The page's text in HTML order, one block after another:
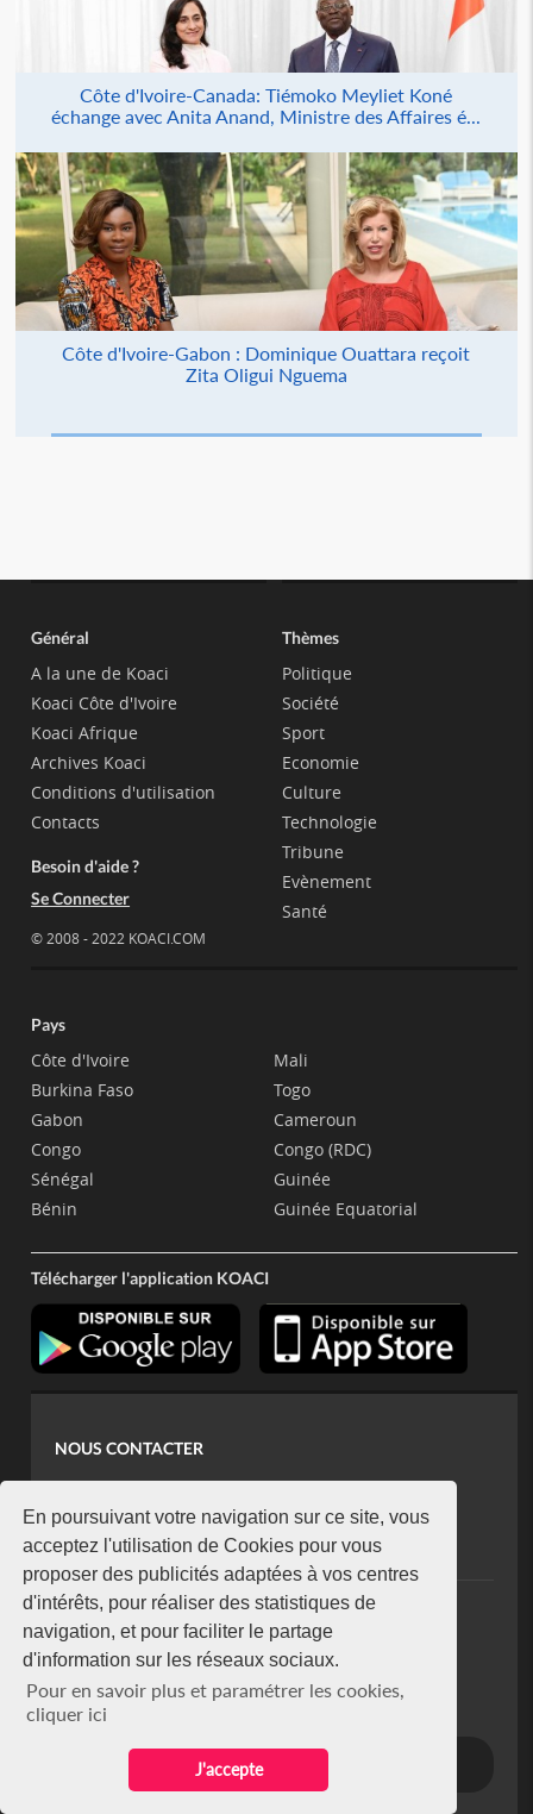
En poursuivant votre navigation sur ce site, vous
acceptez l'utilisation de Cookies pour vous
proposer des publicités adaptées à vos centres
d'intérêts, pour réaliser des statistiques de
navigation, et pour faciliter le partage
d'information sur les réseaux sociaux.
Pour en savoir plus et paramétrer les cookies,
cliquer ici
J'accepte
Côte d'Ivoire-Canada: Tiémoko Meyliet Koné
échange avec Anita Anand, Ministre des Affaires é...
Côte d'Ivoire-Gabon : Dominique Ouattara reçoit
Zita Oligui Nguema
Général
A la une de Koaci
Koaci Côte d'Ivoire
Koaci Afrique
Archives Koaci
Conditions d'utilisation
Contacts
Besoin d'aide ?
Se Connecter
© 2008 - 2022 KOACI.COM
Thèmes
Politique
Société
Sport
Economie
Culture
Technologie
Tribune
Evènement
Santé
Pays
Côte d'Ivoire
Burkina Faso
Gabon
Congo
Sénégal
Bénin
Mali
Togo
Cameroun
Congo (RDC)
Guinée
Guinée Equatorial
Télécharger l'application KOACI
NOUS CONTACTER
koaci@yahoo.fr
+225 07 08 85 52 93
NEWSLETTER
Restez connecté via notre newsletter
S'abonner
Se désabonner